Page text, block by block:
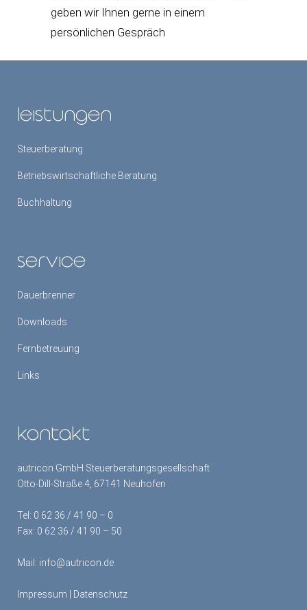
geben wir Ihnen gerne in einem
persönlichen Gespräch
leistungen
Steuerberatung
Betriebswirtschaftliche Beratung
Buchhaltung
service
Dauerbrenner
Downloads
Fernbetreuung
Links
kontakt
autricon GmbH Steuerberatungsgesellschaft
Otto-Dill-Straße 4, 67141 Neuhofen
Tel: 0 62 36 / 41 90 – 0
Fax: 0 62 36 / 41 90 – 50
Mail: info@autricon.de
Impressum Datenschutz